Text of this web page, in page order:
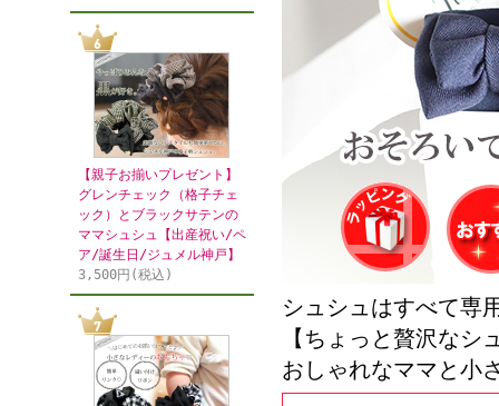
【親子お揃いプレゼント】
グレンチェック（格子チェ
ック）とブラックサテンの
ママシュシュ【出産祝い/ペ
ア/誕生日/ジュメル神戸】
3,500円(税込)
シュシュはすべて専
【ちょっと贅沢なシ
おしゃれなママと小